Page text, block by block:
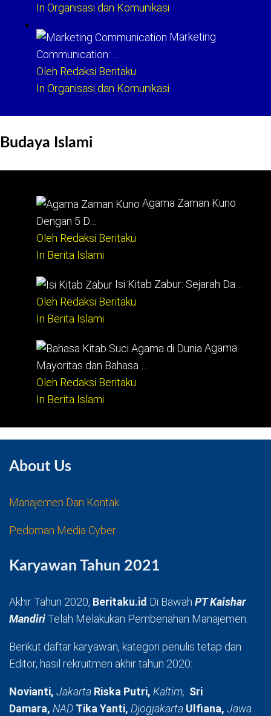
In Organisasi dan Komunikasi
Marketing
Communication: …
Oleh Redaksi Beritaku
In Organisasi dan Komunikasi
Budaya Islami
Agama Zaman Kuno
Dengan 5 D…
Oleh Redaksi Beritaku
In Berita Islami
Isi Kitab Zabur: Sejarah Da…
Oleh Redaksi Beritaku
In Berita Islami
Agama
Mayoritas dan Bahasa …
Oleh Redaksi Beritaku
In Berita Islami
About Us
Manajemen Dan Kontak
Pedoman Media Cyber
Karyawan Tahun 2021
Akhir Tahun 2020, Beritaku.id Di Bawah PT Kaishar
MandiriTelah Melakukan Pembenahan Manajemen.
Berikut daftar karyawan, kategori penulis tetap dan
Editor, hasil rekruitmen akhir tahun 2020:
Novianti, Jakarta Riska Putri, Kaltim, Sri
Damara, NAD Tika Yanti, Djogjakarta Ulfiana, Jawa